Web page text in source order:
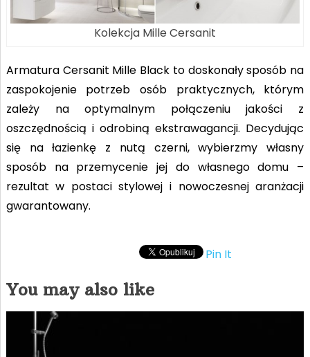
Kolekcja Mille Cersanit
Armatura Cersanit Mille Black to doskonały sposób na
zaspokojenie potrzeb osób praktycznych, którym
zależy na optymalnym połączeniu jakości z
oszczędnością i odrobiną ekstrawagancji. Decydując
się na łazienkę z nutą czerni, wybierzmy własny
sposób na przemycenie jej do własnego domu –
rezultat w postaci stylowej i nowoczesnej aranżacji
gwarantowany.
Pin It
You may also like